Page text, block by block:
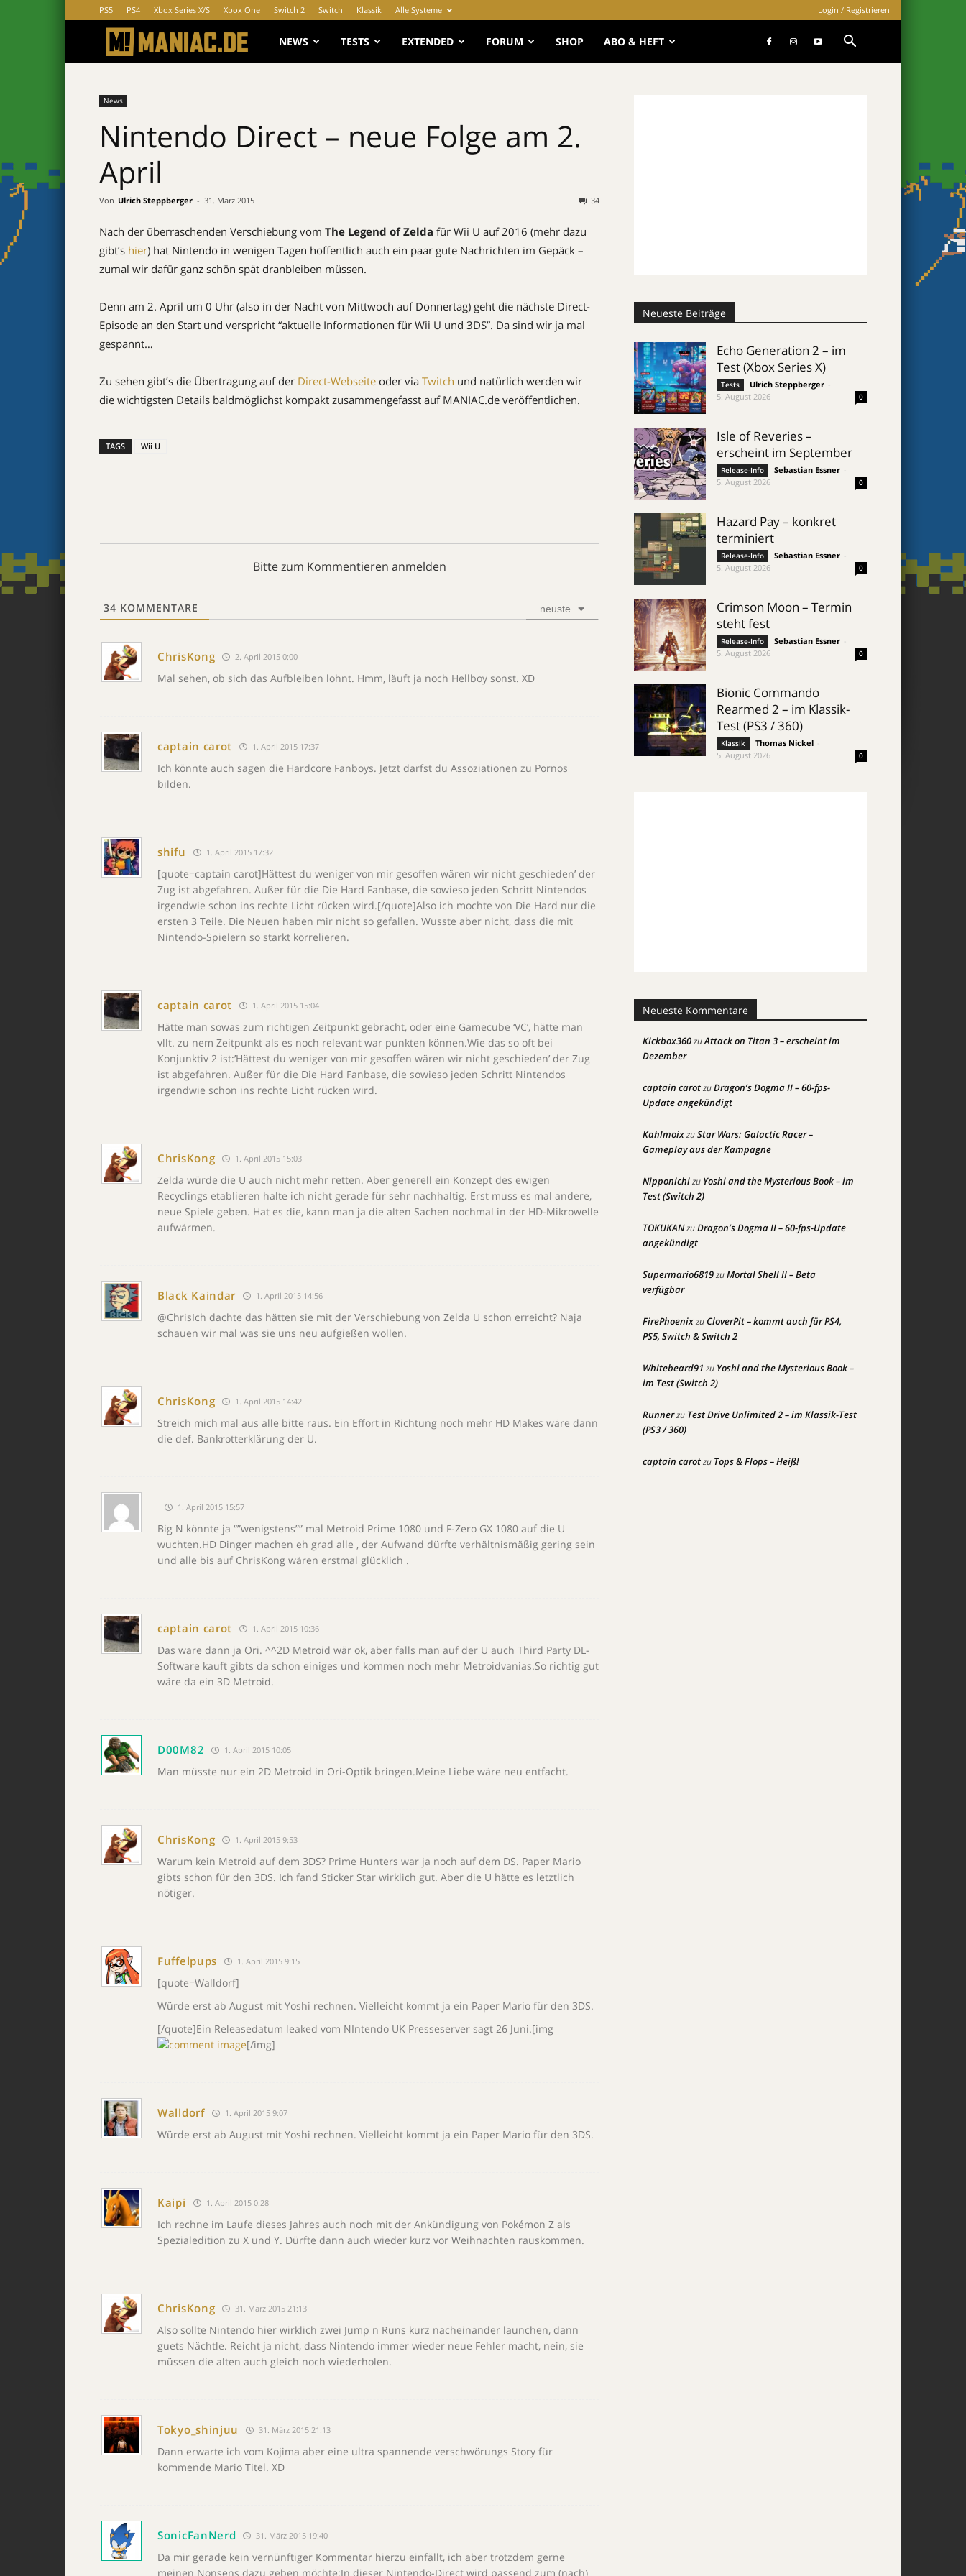
PS5 PS4 Xbox Series X/S Xbox One Switch 2 Switch Klassik Alle Systeme Login / Registrieren
MANIAC.de
NEWS TESTS EXTENDED FORUM SHOP ABO & HEFT
News
Nintendo Direct – neue Folge am 2.
April
Von Ulrich Steppberger - 31. März 2015 34
Nach der überraschenden Verschiebung vom The Legend of Zelda für Wii U auf 2016 (mehr dazu
gibt’s hier) hat Nintendo in wenigen Tagen hoffentlich auch ein paar gute Nachrichten im Gepäck –
zumal wir dafür ganz schön spät dranbleiben müssen.
Denn am 2. April um 0 Uhr (also in der Nacht von Mittwoch auf Donnertag) geht die nächste Direct-
Episode an den Start und verspricht “aktuelle Informationen für Wii U und 3DS”. Da sind wir ja mal
gespannt…
Zu sehen gibt’s die Übertragung auf der Direct-Webseite oder via Twitch und natürlich werden wir
die wichtigsten Details baldmöglichst kompakt zusammengefasst auf MANIAC.de veröffentlichen.
TAGS Wii U
Bitte zum Kommentieren anmelden
34 KOMMENTARE neuste
ChrisKong 2. April 2015 0:00
Mal sehen, ob sich das Aufbleiben lohnt. Hmm, läuft ja noch Hellboy sonst. XD
captain carot 1. April 2015 17:37
Ich könnte auch sagen die Hardcore Fanboys. Jetzt darfst du Assoziationen zu Pornos
bilden.
shifu 1. April 2015 17:32
[quote=captain carot]Hättest du weniger von mir gesoffen wären wir nicht geschieden’ der
Zug ist abgefahren. Außer für die Die Hard Fanbase, die sowieso jeden Schritt Nintendos
irgendwie schon ins rechte Licht rücken wird.[/quote]Also ich mochte von Die Hard nur die
ersten 3 Teile. Die Neuen haben mir nicht so gefallen. Wusste aber nicht, dass die mit
Nintendo-Spielern so starkt korrelieren.
captain carot 1. April 2015 15:04
Hätte man sowas zum richtigen Zeitpunkt gebracht, oder eine Gamecube ‘VC’, hätte man
vllt. zu nem Zeitpunkt als es noch relevant war punkten können.Wie das so oft bei
Konjunktiv 2 ist:’Hättest du weniger von mir gesoffen wären wir nicht geschieden’ der Zug
ist abgefahren. Außer für die Die Hard Fanbase, die sowieso jeden Schritt Nintendos
irgendwie schon ins rechte Licht rücken wird.
ChrisKong 1. April 2015 15:03
Zelda würde die U auch nicht mehr retten. Aber generell ein Konzept des ewigen
Recyclings etablieren halte ich nicht gerade für sehr nachhaltig. Erst muss es mal andere,
neue Spiele geben. Hat es die, kann man ja die alten Sachen nochmal in der HD-Mikrowelle
aufwärmen.
Black Kaindar 1. April 2015 14:56
@ChrisIch dachte das hätten sie mit der Verschiebung von Zelda U schon erreicht? Naja
schauen wir mal was sie uns neu aufgießen wollen.
ChrisKong 1. April 2015 14:42
Streich mich mal aus alle bitte raus. Ein Effort in Richtung noch mehr HD Makes wäre dann
die def. Bankrotterklärung der U.
1. April 2015 15:57
Big N könnte ja “”wenigstens”” mal Metroid Prime 1080 und F-Zero GX 1080 auf die U
wuchten.HD Dinger machen eh grad alle , der Aufwand dürfte verhältnismäßig gering sein
und alle bis auf ChrisKong wären erstmal glücklich .
captain carot 1. April 2015 10:36
Das ware dann ja Ori. ^^2D Metroid wär ok, aber falls man auf der U auch Third Party DL-
Software kauft gibts da schon einiges und kommen noch mehr Metroidvanias.So richtig gut
wäre da ein 3D Metroid.
D00M82 1. April 2015 10:05
Man müsste nur ein 2D Metroid in Ori-Optik bringen.Meine Liebe wäre neu entfacht.
ChrisKong 1. April 2015 9:53
Warum kein Metroid auf dem 3DS? Prime Hunters war ja noch auf dem DS. Paper Mario
gibts schon für den 3DS. Ich fand Sticker Star wirklich gut. Aber die U hätte es letztlich
nötiger.
Fuffelpups 1. April 2015 9:15
[quote=Walldorf]
Würde erst ab August mit Yoshi rechnen. Vielleicht kommt ja ein Paper Mario für den 3DS.
[/quote]Ein Releasedatum leaked vom NIntendo UK Presseserver sagt 26 Juni.[img
[/img]
Walldorf 1. April 2015 9:07
Würde erst ab August mit Yoshi rechnen. Vielleicht kommt ja ein Paper Mario für den 3DS.
Kaipi 1. April 2015 0:28
Ich rechne im Laufe dieses Jahres auch noch mit der Ankündigung von Pokémon Z als
Spezialedition zu X und Y. Dürfte dann auch wieder kurz vor Weihnachten rauskommen.
ChrisKong 31. März 2015 21:13
Also sollte Nintendo hier wirklich zwei Jump n Runs kurz nacheinander launchen, dann
guets Nächtle. Reicht ja nicht, dass Nintendo immer wieder neue Fehler macht, nein, sie
müssen die alten auch gleich noch wiederholen.
Tokyo_shinjuu 31. März 2015 21:13
Dann erwarte ich vom Kojima aber eine ultra spannende verschwörungs Story für
kommende Mario Titel. XD
SonicFanNerd 31. März 2015 19:40
Da mir gerade kein vernünftiger Kommentar hierzu einfällt, ich aber trotzdem gerne
meinen Nonsens dazu geben möchte:In dieser Nintendo-Direct wird passend zum (nach)
Neueste Beiträge
Echo Generation 2 – im
Test (Xbox Series X)
Tests Ulrich Steppberger
5. August 2026
0
Isle of Reveries –
erscheint im September
Release-Info Sebastian Essner
5. August 2026
0
Hazard Pay – konkret
terminiert
Release-Info Sebastian Essner
5. August 2026
0
Crimson Moon – Termin
steht fest
Release-Info Sebastian Essner
5. August 2026
0
Bionic Commando
Rearmed 2 – im Klassik-
Test (PS3 / 360)
Klassik Thomas Nickel
5. August 2026
0
Neueste Kommentare
Kickbox360zuAttack on Titan 3 – erscheint im
Dezember
captain carotzuDragon’s Dogma II – 60-fps-
Update angekündigt
KahlmoixzuStar Wars: Galactic Racer –
Gameplay aus der Kampagne
Nipponichizu Yoshi and the Mysterious Book – im
Test (Switch 2)
TOKUKANzuDragon’s Dogma II – 60-fps-Update
angekündigt
Supermario6819zuMortal Shell II – Beta
verfügbar
FirePhoenixzuCloverPit – kommt auch für PS4,
PS5, Switch & Switch 2
Whitebeard91 zu Yoshi and the Mysterious Book –
im Test (Switch 2)
Runnerzu Test Drive Unlimited 2 – im Klassik-Test
(PS3 / 360)
captain carotzu Tops & Flops – Heiß!